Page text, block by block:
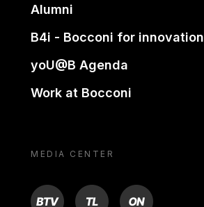
Alumni
B4i - Bocconi for innovation
yoU@B Agenda
Work at Bocconi
MEDIA CENTER
BTV TL ON